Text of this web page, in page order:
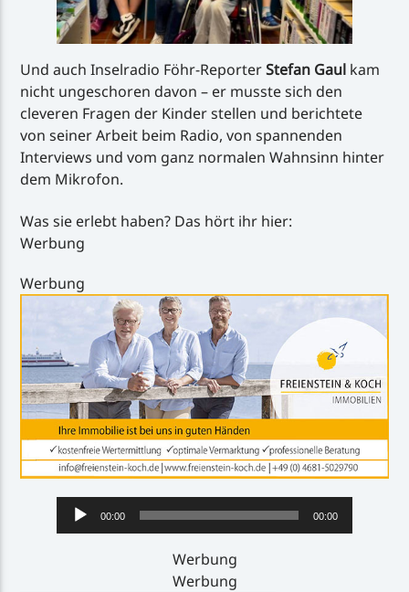
Und auch Inselradio Föhr-ReporterStefan Gaul kam
nicht ungeschoren davon – er musste sich den
cleveren Fragen der Kinder stellen und berichtete
von seiner Arbeit beim Radio, von spannenden
Interviews und vom ganz normalen Wahnsinn hinter
dem Mikrofon.
Was sie erlebt haben? Das hört ihr hier:
Werbung
Werbung
Audio-
Player
00:00 00:00
Werbung
Werbung